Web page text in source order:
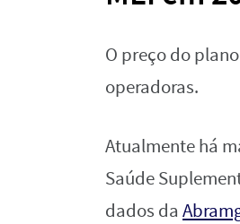
O preço do
operadoras.
Atualmente há
Saúde
dados da